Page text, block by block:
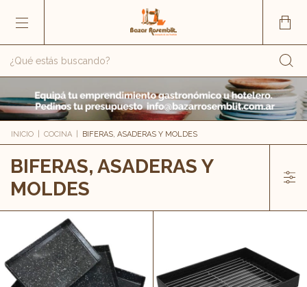
INICIO COCINA BIFERAS, ASADERAS Y MOLDES
BIFERAS, ASADERAS Y
MOLDES